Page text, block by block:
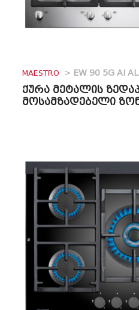
MAESTRO > EW 90 5G AI
ქურა მეტალის
მოსამზადებელი